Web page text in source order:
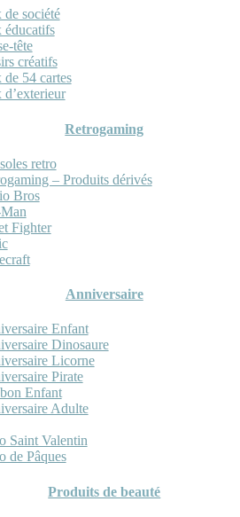
de société
éducatifs
tête
créatifs
de 54 cartes
d’exterieur
Retrogaming
retro
– Produits dérivés
Bros
Fighter
Anniversaire
Enfant
Dinosaure
Licorne
Pirate
Enfant
Adulte
Saint Valentin
de Pâques
Produits de beauté